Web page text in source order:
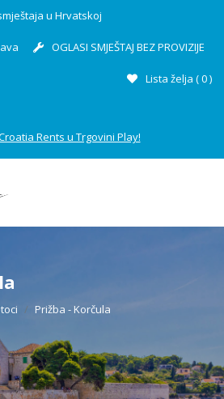
u Hrvatskoj
OGLASI SMJEŠTAJ BEZ PROVIZIJE
Lista želja (0)
Rents u Trgovini Play!
Prižba - Korčula